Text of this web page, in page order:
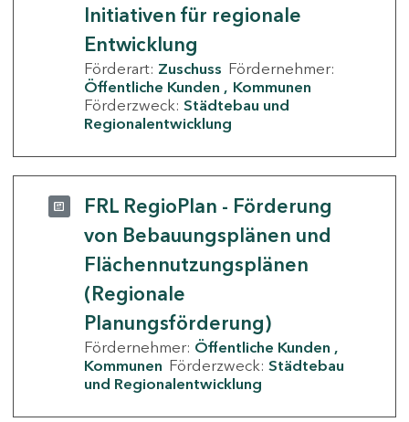
Initiativen für regionale
Entwicklung
Förderart: Zuschuss Fördernehmer:
Öffentliche Kunden
Kommunen
Förderzweck: Städtebau und
Regionalentwicklung
FRL RegioPlan - Förderung
von Bebauungsplänen und
Flächennutzungsplänen
(Regionale
Planungsförderung)
Fördernehmer: Öffentliche Kunden
Kommunen Förderzweck: Städtebau
und Regionalentwicklung